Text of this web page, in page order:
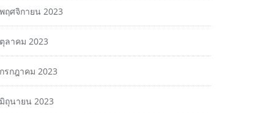
พฤศจิกายน 2023
ตุลาคม 2023
กรกฎาคม 2023
มิถุนายน 2023